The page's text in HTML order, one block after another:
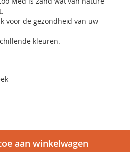
voor de gezondheid van uw
kleuren.
aan winkelwagen